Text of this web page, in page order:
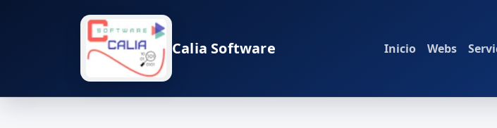
Calia Software Inicio Webs